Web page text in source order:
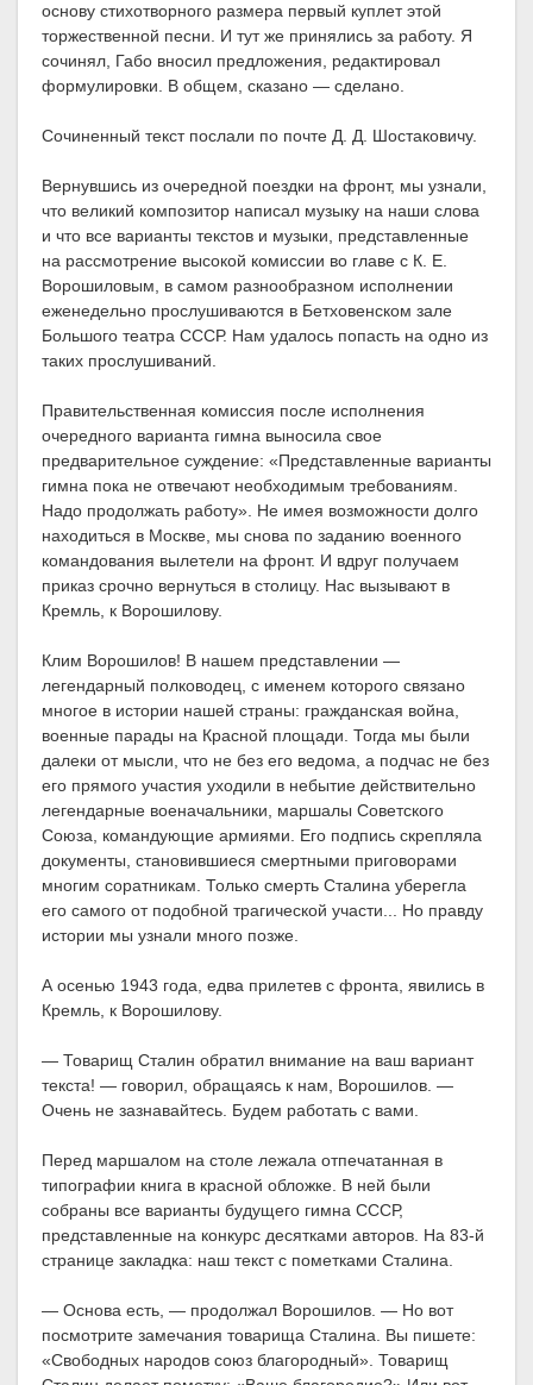
основу стихотворного размера первый куплет этой
торжественной песни. И тут же принялись за работу. Я
сочинял, Габо вносил предложения, редактировал
формулировки. В общем, сказано — сделано.
Сочиненный текст послали по почте Д. Д. Шостаковичу.
Вернувшись из очередной поездки на фронт, мы узнали,
что великий композитор написал музыку на наши слова
и что все варианты текстов и музыки, представленные
на рассмотрение высокой комиссии во главе с К. Е.
Ворошиловым, в самом разнообразном исполнении
еженедельно прослушиваются в Бетховенском зале
Большого театра СССР. Нам удалось попасть на одно из
таких прослушиваний.
Правительственная комиссия после исполнения
очередного варианта гимна выносила свое
предварительное суждение: «Представленные варианты
гимна пока не отвечают необходимым требованиям.
Надо продолжать работу». Не имея возможности долго
находиться в Москве, мы снова по заданию военного
командования вылетели на фронт. И вдруг получаем
приказ срочно вернуться в столицу. Нас вызывают в
Кремль, к Ворошилову.
Клим Ворошилов! В нашем представлении —
легендарный полководец, с именем которого связано
многое в истории нашей страны: гражданская война,
военные парады на Красной площади. Тогда мы были
далеки от мысли, что не без его ведома, а подчас не без
его прямого участия уходили в небытие действительно
легендарные военачальники, маршалы Советского
Союза, командующие армиями. Его подпись скрепляла
документы, становившиеся смертными приговорами
многим соратникам. Только смерть Сталина уберегла
его самого от подобной трагической участи... Но правду
истории мы узнали много позже.
А осенью 1943 года, едва прилетев с фронта, явились в
Кремль, к Ворошилову.
— Товарищ Сталин обратил внимание на ваш вариант
текста! — говорил, обращаясь к нам, Ворошилов. —
Очень не зазнавайтесь. Будем работать с вами.
Перед маршалом на столе лежала отпечатанная в
типографии книга в красной обложке. В ней были
собраны все варианты будущего гимна СССР,
представленные на конкурс десятками авторов. На 83-й
странице закладка: наш текст с пометками Сталина.
— Основа есть, — продолжал Ворошилов. — Но вот
посмотрите замечания товарища Сталина. Вы пишете:
«Свободных народов союз благородный». Товарищ